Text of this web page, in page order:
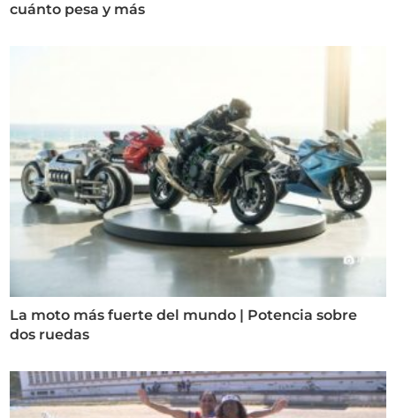
cuánto pesa y más
La moto más fuerte del mundo | Potencia sobre
dos ruedas